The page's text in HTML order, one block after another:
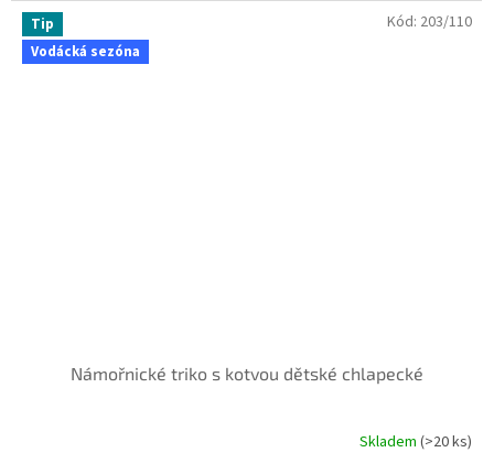
Tip
Vodácká sezóna
Námořnické triko s kotvou dětské chlapecké
Skladem(>20 ks)
Kód: 203/110